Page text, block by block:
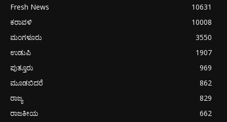
Fresh News
10631
ಕರಾವಳಿ
10008
ಮಂಗಳೂರು
3550
ಉಡುಪಿ
1907
ಪುತ್ತೂರು
969
ಮೂಡಬಿದರೆ
862
ರಾಜ್ಯ
829
ರಾಜಕೀಯ
662